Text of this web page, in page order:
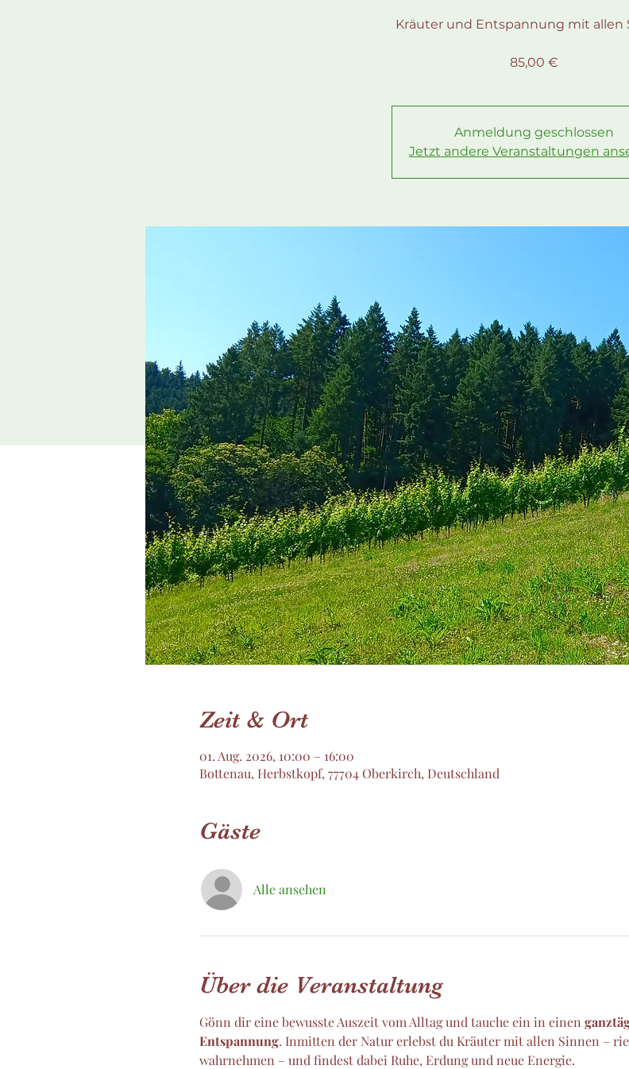
Kräuter und Entspannung mit allen
85,00 €
Anmeldung geschlossen
Jetzt andere Veranstaltungen
Zeit & Ort
01. Aug. 2026, 10:00 – 16:00
Bottenau, Herbstkopf, 77704 Oberkirch, Deutschland
Gäste
Alle ansehen
Über die Veranstaltung
Gönn dir eine bewusste Auszeit vom Alltag und tauche ein in einen
Entspannung. Inmitten der Natur erlebst du Kräuter mit allen Sinnen –
wahrnehmen – und findest dabei Ruhe, Erdung und neue Energie.